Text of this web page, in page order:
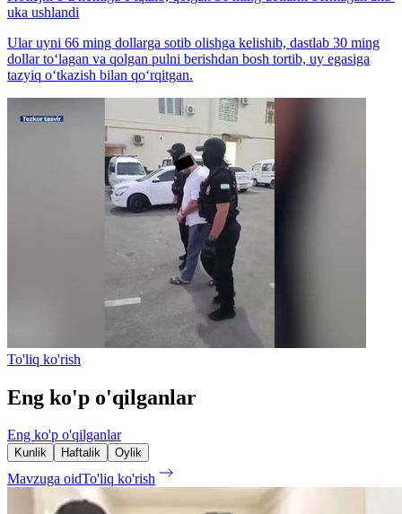
uka ushlandi
Ular uyni 66 ming dollarga sotib olishga kelishib, dastlab 30 ming
dollar to‘lagan va qolgan pulni berishdan bosh tortib, uy egasiga
tazyiq o‘tkazish bilan qo‘rqitgan.
To'liq ko'rish
Eng ko'p o'qilganlar
Eng ko'p o'qilganlar
Kunlik Haftalik Oylik
Mavzuga oidTo'liq ko'rish